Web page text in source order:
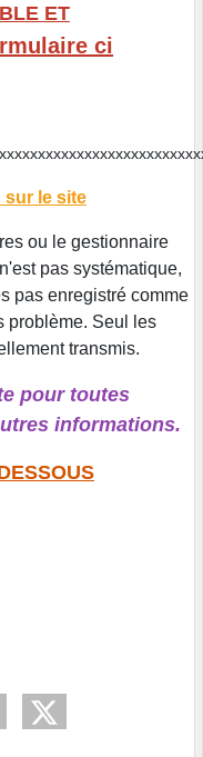
ET
ci
sur le site
ou le gestionnaire
pas systématique,
pas enregistré comme
problème. Seul les
transmis.
pour toutes
informations.